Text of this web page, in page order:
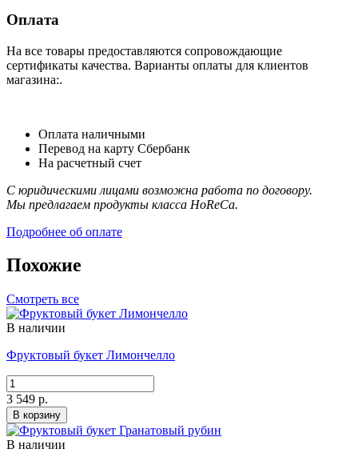
Оплата
На все товары предоставляются сопровождающие
сертификаты качества. Варианты оплаты для клиентов
магазина:.
Оплата наличными
Перевод на карту Сбербанк
На расчетный счет
С юридическими лицами возможна работа по договору.
Мы предлагаем продукты класса HoReCa.
Подробнее об оплате
Похожие
Смотреть все
В наличии
Фруктовый букет Лимончелло
3 549 р.
В корзину
В наличии